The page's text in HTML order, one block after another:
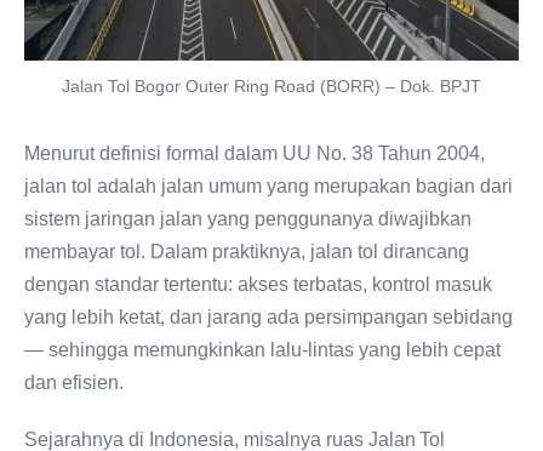
Jalan Tol Bogor Outer Ring Road (BORR) – Dok. BPJT
Menurut definisi formal dalam UU No. 38 Tahun 2004,
jalan tol adalah jalan umum yang merupakan bagian dari
sistem jaringan jalan yang penggunanya diwajibkan
membayar tol. Dalam praktiknya, jalan tol dirancang
dengan standar tertentu: akses terbatas, kontrol masuk
yang lebih ketat, dan jarang ada persimpangan sebidang
— sehingga memungkinkan lalu-lintas yang lebih cepat
dan efisien.
Sejarahnya di Indonesia, misalnya ruas Jalan Tol